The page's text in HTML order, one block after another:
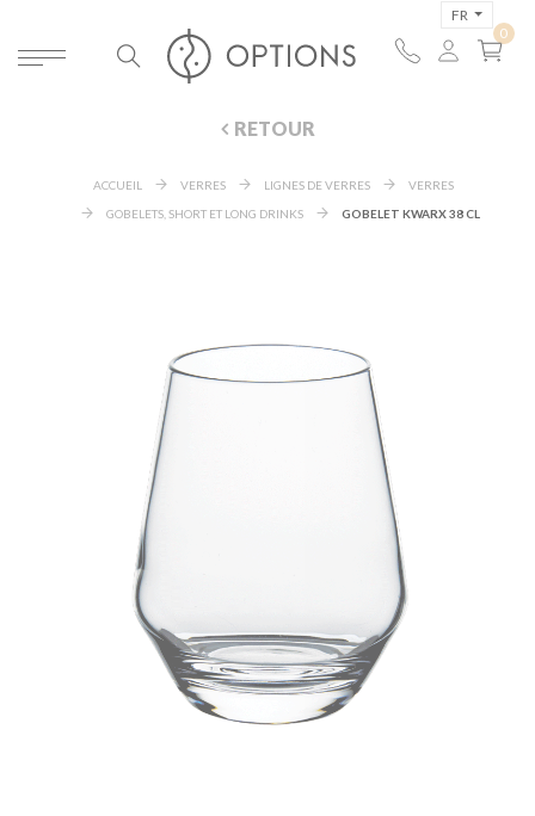
FR
RETOUR
ACCUEIL VERRES LIGNES DE VERRES
VERRES
GOBELETS, SHORT ET LONG DRINKS
GOBELET KWARX 38 CL